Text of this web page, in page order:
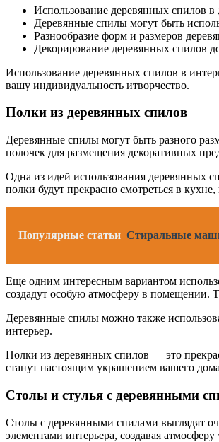
Использование деревянных спилов в
Деревянные спилы могут быть
Разнообразие форм и размеров
Декорирование деревянных спилов
Использование деревянных спилов в
вашу индивидуальность итворчество.
Полки из деревянных спилов
Деревянные спилы могут быть разного
полочек для размещения декоративных
Одна из идей использования деревянных
полки будут прекрасно смотреться в
Популярные статьи Стиральные
Еще одним интересным вариантом
создадут особую атмосферу в помещении.
Деревянные спилы можно также
интерьер.
Полки из деревянных спилов — это
станут настоящим украшением вашего
Столы и стулья с деревянными
Столы с деревянными спилами выглядят
элементами интерьера, создавая